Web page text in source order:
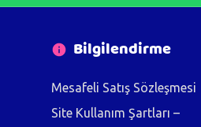
Bilgilendirme
Mesafeli Satış Sözleşmesi
Site Kullanım Şartları –